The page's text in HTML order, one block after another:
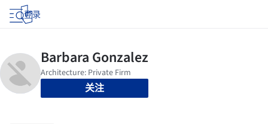
登录
关注